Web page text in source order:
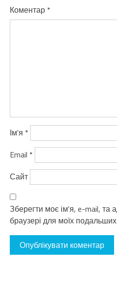
Коментар *
Ім'я *
Email *
Сайт
Зберегти моє ім'я, e-mail, та
браузері для моїх